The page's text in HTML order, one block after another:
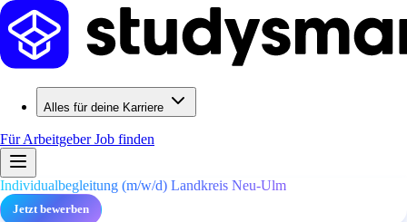
Alles für deine Karriere
Für ArbeitgeberJob finden
Individualbegleitung (m/w/d) Landkreis Neu-Ulm
Jetzt bewerben